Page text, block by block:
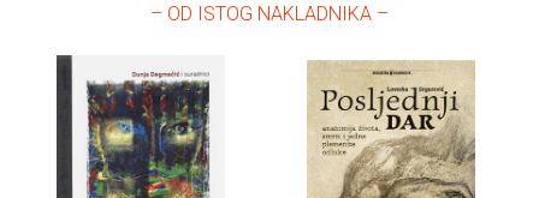
– OD ISTOG NAKLADNIKA –